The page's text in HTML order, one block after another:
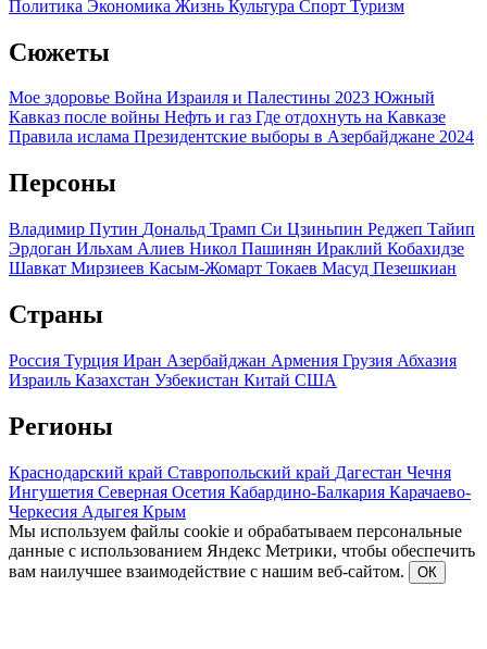
Политика Экономика Жизнь Культура Спорт Туризм
Сюжеты
Мое здоровье Война Израиля и Палестины 2023 Южный
Кавказ после войны Нефть и газ Где отдохнуть на Кавказе
Правила ислама Президентские выборы в Азербайджане 2024
Персоны
Владимир Путин Дональд Трамп Си Цзиньпин Реджеп Тайип
Эрдоган Ильхам Алиев Никол Пашинян Ираклий Кобахидзе
Шавкат Мирзиеев Касым-Жомарт Токаев Масуд Пезешкиан
Страны
Россия Турция Иран Азербайджан Армения Грузия Абхазия
Израиль Казахстан Узбекистан Китай США
Регионы
Краснодарский край Ставропольский край Дагестан Чечня
Ингушетия Северная Осетия Кабардино-Балкария Карачаево-
Черкесия Адыгея Крым
Мы используем файлы cookie и обрабатываем персональные
данные с использованием Яндекс Метрики, чтобы обеспечить
вам наилучшее взаимодействие с нашим веб-сайтом.
ОК